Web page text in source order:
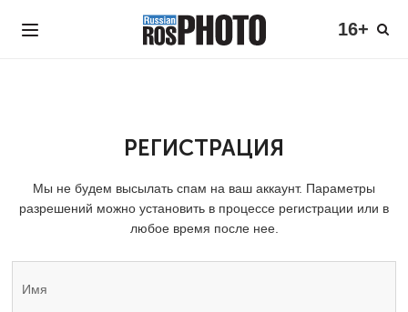
16+
РЕГИСТРАЦИЯ
Мы не будем высылать спам на ваш аккаунт. Параметры
разрешений можно установить в процессе регистрации или в
любое время после нее.